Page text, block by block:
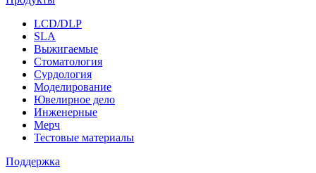
LCD/DLP
SLA
Выжигаемые
Стоматология
Сурдология
Моделирование
Ювелирное дело
Инженерные
Мерч
Тестовые материалы
Поддержка